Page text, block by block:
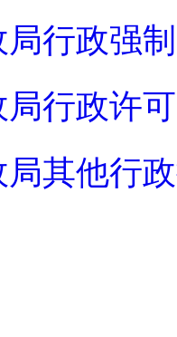
行政强
行政许
其他行